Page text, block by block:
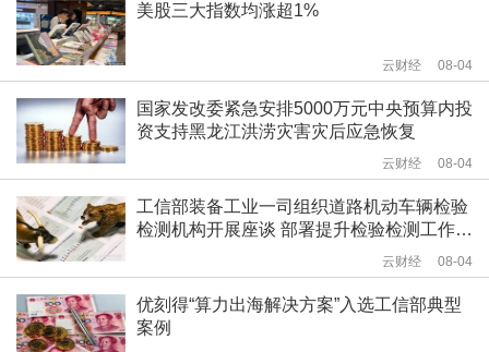
美股三大指数均涨超1%
云财经 08-04
国家发改委紧急安排5000万元中央预算内投
资支持黑龙江洪涝灾害灾后应急恢复
云财经 08-04
工信部装备工业一司组织道路机动车辆检验
检测机构开展座谈 部署提升检验检测工作质
云财经 08-04
优刻得“算力出海解决方案”入选工信部典型
案例